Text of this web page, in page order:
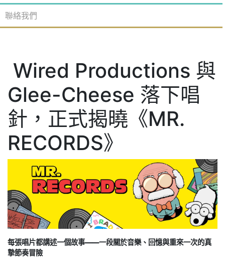
聯絡我們
Wired Productions 與
Glee-Cheese 落下唱
針，正式揭曉《MR.
RECORDS》
每張唱片都講述一個故事——一段關於音樂、回憶與重來一次的真
摯節奏冒險